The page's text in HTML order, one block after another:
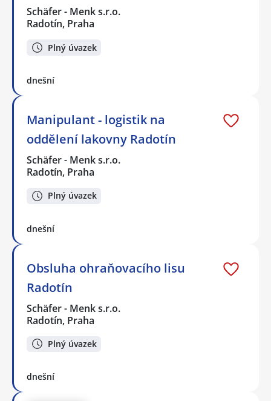
Schäfer - Menk s.r.o.
Radotín, Praha
Plný úvazek
dnešní
Manipulant - logistik na
oddělení lakovny Radotín
Schäfer - Menk s.r.o.
Radotín, Praha
Plný úvazek
dnešní
Obsluha ohraňovacího lisu
Radotín
Schäfer - Menk s.r.o.
Radotín, Praha
Plný úvazek
dnešní